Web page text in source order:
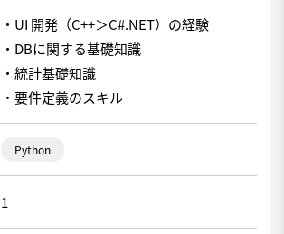
・UI 開発（C++＞C#.NET）の経験
・DBに関する基礎知識
・統計基礎知識
・要件定義のスキル
Python
1